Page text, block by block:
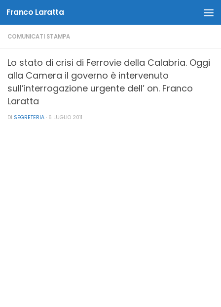
Salta al contenuto
Franco Laratta
COMUNICATI STAMPA
Lo stato di crisi di Ferrovie della Calabria. Oggi
alla Camera il governo è intervenuto
sull’interrogazione urgente dell’ on. Franco
Laratta
DI SEGRETERIA · 6 LUGLIO 2011